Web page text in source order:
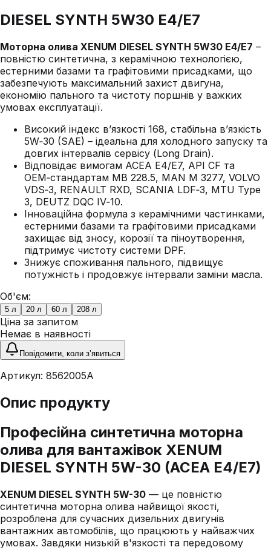
DIESEL SYNTH 5W30 E4/E7
Моторна олива XENUM DIESEL SYNTH 5W30 E4/E7 –
повністю синтетична, з керамічною технологією,
естерними базами та графітовими присадками, що
забезпечують максимальний захист двигуна,
економію пального та чистоту поршнів у важких
умовах експлуатації.
Високий індекс в’язкості 168, стабільна в’язкість
5W‑30 (SAE) – ідеальна для холодного запуску та
довгих інтервалів сервісу (Long Drain).
Відповідає вимогам ACEA E4/E7, API CF та
OEM‑стандартам MB 228.5, MAN M 3277, VOLVO
VDS‑3, RENAULT RXD, SCANIA LDF‑3, MTU Type
3, DEUTZ DQC IV‑10.
Інноваційна формула з керамічними частинками,
естерними базами та графітовими присадками
захищає від зносу, корозії та піноутворення,
підтримує чистоту системи DPF.
Знижує споживання пального, підвищує
потужність і продовжує інтервали заміни масла.
Об'єм:
5 л 20 л 60 л 208 л
Ціна за запитом
Немає в наявності
Повідомити, коли з’явиться
Артикул: 8562005A
Опис продукту
Професійна синтетична моторна
олива для вантажівок XENUM
DIESEL SYNTH 5W-30 (ACEA E4/E7)
XENUM DIESEL SYNTH 5W-30 — це повністю
синтетична моторна олива найвищої якості,
розроблена для сучасних дизельних двигунів
вантажних автомобілів, що працюють у найважчих
умовах. Завдяки низькій в'язкості та передовому